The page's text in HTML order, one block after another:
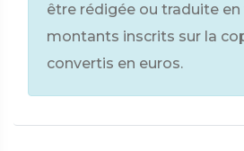
être rédigée ou traduite en
montants inscrits sur la
convertis en euros.